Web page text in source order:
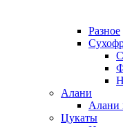
Разное
Алани
Алани
Цукаты